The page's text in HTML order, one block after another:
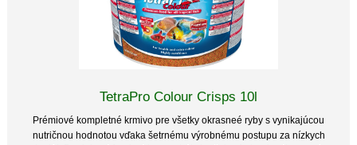
TetraPro Colour Crisps 10l
Prémiové kompletné krmivo pre všetky okrasneé ryby s vynikajúcou
nutričnou hodnotou vďaka šetrnému výrobnému postupu za nízkych